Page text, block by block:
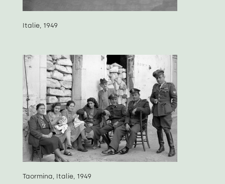
Italie, 1949
Taormina, Italie, 1949